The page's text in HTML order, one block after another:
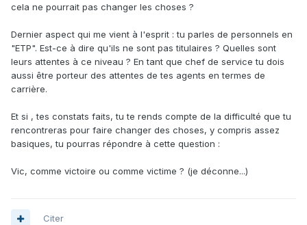
cela ne pourrait pas changer les choses ?
Dernier aspect qui me vient à l'esprit : tu parles de personnels en
"ETP". Est-ce à dire qu'ils ne sont pas titulaires ? Quelles sont
leurs attentes à ce niveau ? En tant que chef de service tu dois
aussi être porteur des attentes de tes agents en termes de
carrière.
Et si , tes constats faits, tu te rends compte de la difficulté que tu
rencontreras pour faire changer des choses, y compris assez
basiques, tu pourras répondre à cette question :
Vic, comme victoire ou comme victime ? (je déconne...)
Citer